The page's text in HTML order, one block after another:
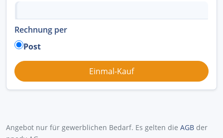
Rechnung per
Post
Angebot nur für gewerblichen Bedarf. Es gelten die AGB der